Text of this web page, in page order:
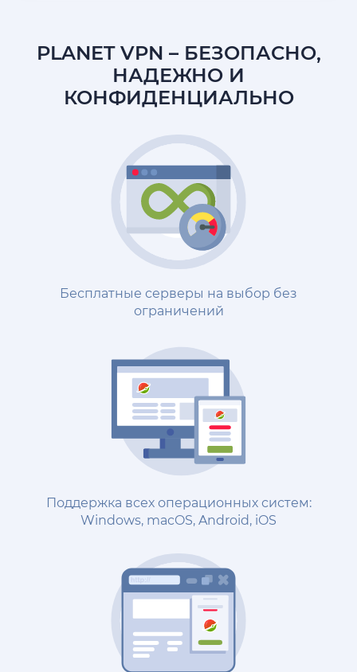
PLANET VPN – БЕЗОПАСНО,
НАДЕЖНО И
КОНФИДЕНЦИАЛЬНО
Бесплатные серверы на выбор без
ограничений
Поддержка всех операционных систем:
Windows, macOS, Android, iOS